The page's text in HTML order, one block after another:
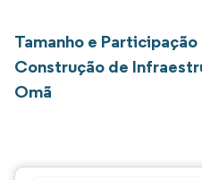
Tamanho e
Construção de
Omã